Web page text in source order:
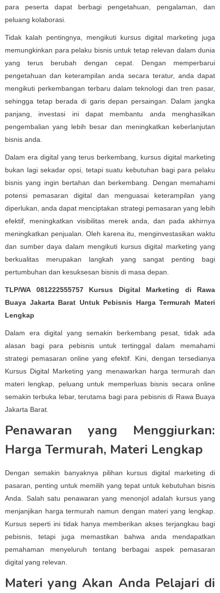
para peserta dapat berbagi pengetahuan, pengalaman, dan
peluang kolaborasi.
Tidak kalah pentingnya, mengikuti kursus digital marketing juga
memungkinkan para pelaku bisnis untuk tetap relevan dalam dunia
yang terus berubah dengan cepat. Dengan memperbarui
pengetahuan dan keterampilan anda secara teratur, anda dapat
mengikuti perkembangan terbaru dalam teknologi dan tren pasar,
sehingga tetap berada di garis depan persaingan. Dalam jangka
panjang, investasi ini dapat membantu anda menghasilkan
pengembalian yang lebih besar dan meningkatkan keberlanjutan
bisnis anda.
Dalam era digital yang terus berkembang, kursus digital marketing
bukan lagi sekadar opsi, tetapi suatu kebutuhan bagi para pelaku
bisnis yang ingin bertahan dan berkembang. Dengan memahami
potensi pemasaran digital dan menguasai keterampilan yang
diperlukan, anda dapat menciptakan strategi pemasaran yang lebih
efektif, meningkatkan visibilitas merek anda, dan pada akhirnya
meningkatkan penjualan. Oleh karena itu, menginvestasikan waktu
dan sumber daya dalam mengikuti kursus digital marketing yang
berkualitas merupakan langkah yang sangat penting bagi
pertumbuhan dan kesuksesan bisnis di masa depan.
TLP/WA 081222555757 Kursus Digital Marketing di Rawa
Buaya Jakarta Barat Untuk Pebisnis Harga Termurah Materi
Lengkap
Dalam era digital yang semakin berkembang pesat, tidak ada
alasan bagi para pebisnis untuk tertinggal dalam memahami
strategi pemasaran online yang efektif. Kini, dengan tersedianya
Kursus Digital Marketing yang menawarkan harga termurah dan
materi lengkap, peluang untuk memperluas bisnis secara online
semakin terbuka lebar, terutama bagi para pebisnis di Rawa Buaya
Jakarta Barat.
Penawaran yang Menggiurkan:
Harga Termurah, Materi Lengkap
Dengan semakin banyaknya pilihan kursus digital marketing di
pasaran, penting untuk memilih yang tepat untuk kebutuhan bisnis
Anda. Salah satu penawaran yang menonjol adalah kursus yang
menjanjikan harga termurah namun dengan materi yang lengkap.
Kursus seperti ini tidak hanya memberikan akses terjangkau bagi
pebisnis, tetapi juga memastikan bahwa anda mendapatkan
pemahaman menyeluruh tentang berbagai aspek pemasaran
digital yang relevan.
Materi yang Akan Anda Pelajari di